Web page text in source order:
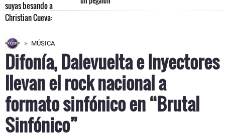
MÚSICA
Difonía, Dalevuelta e Inyectores
llevan el rock nacional a
formato sinfónico en “Brutal
Sinfónico”